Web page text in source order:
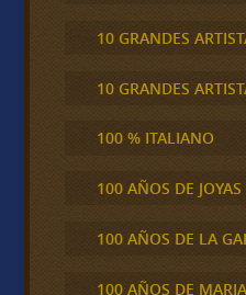
10 GRANDES
10 GRANDES
100 % ITALIANO
100 AÑOS DE
100 AÑOS DE LA
100 AÑOS DE